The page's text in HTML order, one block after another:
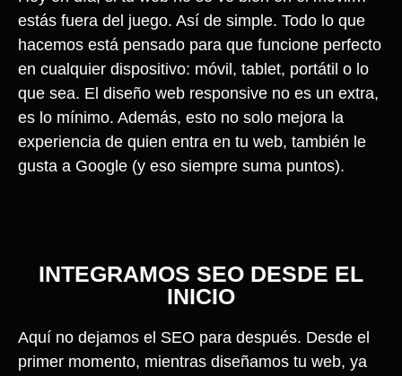
estás fuera del juego. Así de simple. Todo lo que
hacemos está pensado para que funcione perfecto
en cualquier dispositivo: móvil, tablet, portátil o lo
que sea. El diseño web responsive no es un extra,
es lo mínimo. Además, esto no solo mejora la
experiencia de quien entra en tu web, también le
gusta a Google (y eso siempre suma puntos).
INTEGRAMOS SEO DESDE EL
INICIO
Aquí no dejamos el SEO para después. Desde el
primer momento, mientras diseñamos tu web, ya